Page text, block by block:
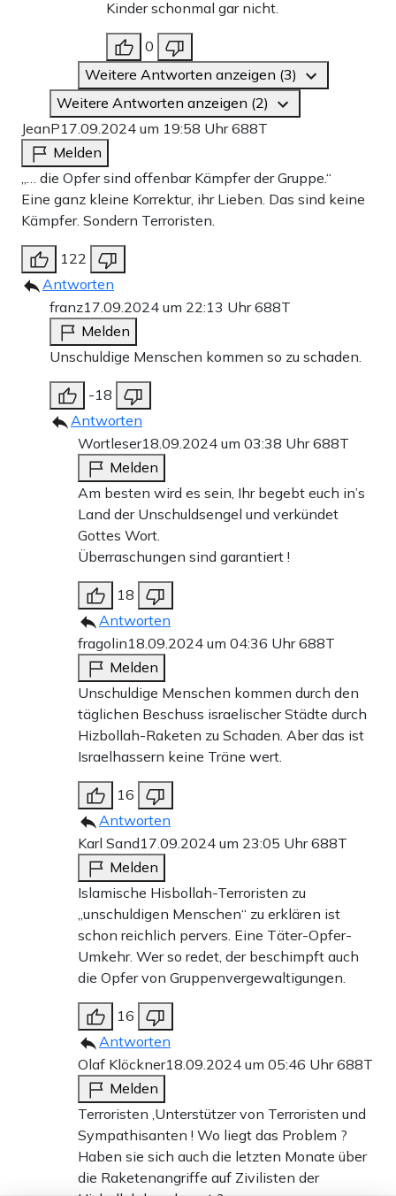
Kinder schonmal gar nicht.
0
Weitere Antworten anzeigen (3)
Weitere Antworten anzeigen (2)
JeanP17.09.2024 um 19:58 Uhr688T
Melden
„… die Opfer sind offenbar Kämpfer der Gruppe.“
Eine ganz kleine Korrektur, ihr Lieben. Das sind keine
Kämpfer. Sondern Terroristen.
122
Antworten
franz17.09.2024 um 22:13 Uhr688T
Melden
Unschuldige Menschen kommen so zu schaden.
-18
Antworten
Wortleser18.09.2024 um 03:38 Uhr688T
Melden
Am besten wird es sein, Ihr begebt euch in’s
Land der Unschuldsengel und verkündet
Gottes Wort.
Überraschungen sind garantiert !
18
Antworten
fragolin18.09.2024 um 04:36 Uhr688T
Melden
Unschuldige Menschen kommen durch den
täglichen Beschuss israelischer Städte durch
Hizbollah-Raketen zu Schaden. Aber das ist
Israelhassern keine Träne wert.
16
Antworten
Karl Sand17.09.2024 um 23:05 Uhr688T
Melden
Islamische Hisbollah-Terroristen zu
„unschuldigen Menschen“ zu erklären ist
schon reichlich pervers. Eine Täter-Opfer-
Umkehr. Wer so redet, der beschimpft auch
die Opfer von Gruppenvergewaltigungen.
16
Antworten
Olaf Klöckner18.09.2024 um 05:46 Uhr688T
Melden
Terroristen ,Unterstützer von Terroristen und
Sympathisanten ! Wo liegt das Problem ?
Haben sie sich auch die letzten Monate über
die Raketenangriffe auf Zivilisten der